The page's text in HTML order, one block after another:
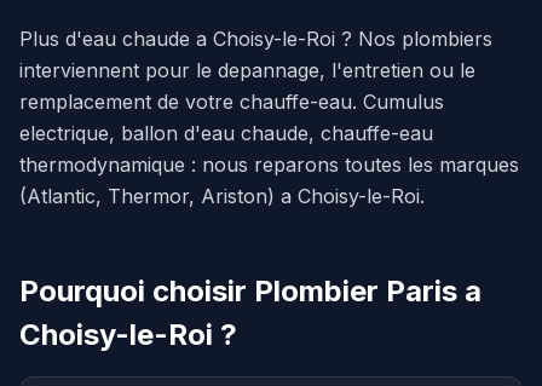
Plus d'eau chaude a Choisy-le-Roi ? Nos plombiers
interviennent pour le depannage, l'entretien ou le
remplacement de votre chauffe-eau. Cumulus
electrique, ballon d'eau chaude, chauffe-eau
thermodynamique : nous reparons toutes les marques
(Atlantic, Thermor, Ariston) a Choisy-le-Roi.
Pourquoi choisir Plombier Paris a
Choisy-le-Roi ?